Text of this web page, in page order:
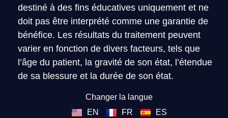
destiné à des fins éducatives uniquement et ne
doit pas être interprété comme une garantie de
bénéfice. Les résultats du traitement peuvent
varier en fonction de divers facteurs, tels que
l’âge du patient, la gravité de son état, l’étendue
de sa blessure et la durée de son état.
Changer la langue
EN
FR ES